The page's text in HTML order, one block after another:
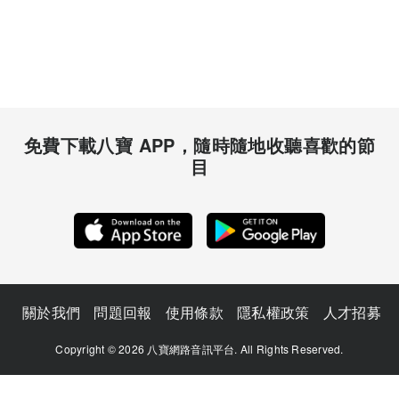
免費下載八寶 APP，隨時隨地收聽喜歡的節
目
關於我們 問題回報 使用條款 隱私權政策 人才招募
Copyright © 2026 八寶網路音訊平台. All Rights Reserved.